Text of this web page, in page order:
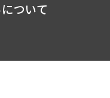
ついて